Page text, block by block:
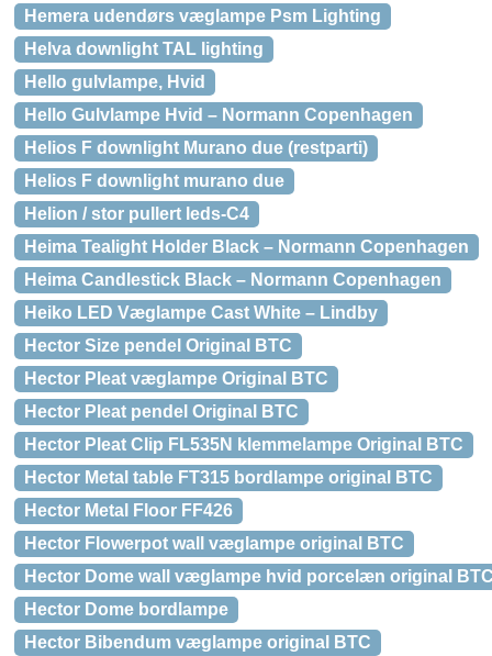
Hemera udendørs væglampe Psm Lighting
Helva downlight TAL lighting
Hello gulvlampe, Hvid
Hello Gulvlampe Hvid – Normann Copenhagen
Helios F downlight Murano due (restparti)
Helios F downlight murano due
Helion / stor pullert leds-C4
Heima Tealight Holder Black – Normann Copenhagen
Heima Candlestick Black – Normann Copenhagen
Heiko LED Væglampe Cast White – Lindby
Hector Size pendel Original BTC
Hector Pleat væglampe Original BTC
Hector Pleat pendel Original BTC
Hector Pleat Clip FL535N klemmelampe Original BTC
Hector Metal table FT315 bordlampe original BTC
Hector Metal Floor FF426
Hector Flowerpot wall væglampe original BTC
Hector Dome wall væglampe hvid porcelæn original
Hector Dome bordlampe
Hector Bibendum væglampe original BTC